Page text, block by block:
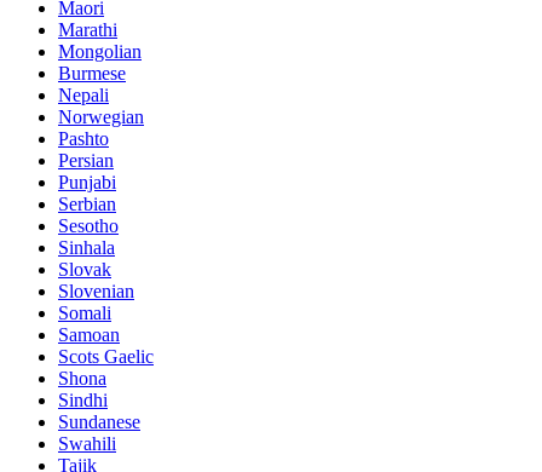
Maori
Marathi
Mongolian
Burmese
Nepali
Norwegian
Pashto
Persian
Punjabi
Serbian
Sesotho
Sinhala
Slovak
Slovenian
Somali
Samoan
Scots Gaelic
Shona
Sindhi
Sundanese
Swahili
Tajik